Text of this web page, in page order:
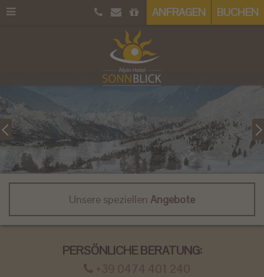
Unsere speziellen Angebote
ANFRAGEN BUCHEN
PERSÖNLICHE BERATUNG:
+39 0474 401 240